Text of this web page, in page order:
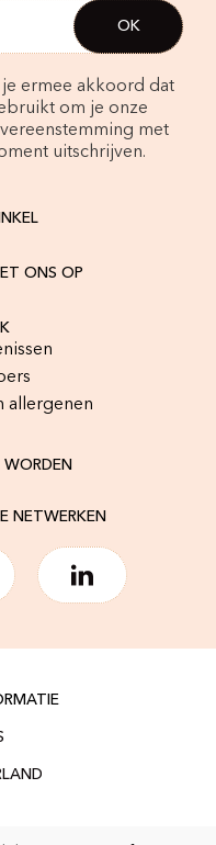
ermee akkoord dat
om je onze
met
uitschrijven.
ONS OP
allergenen
WORDEN
NETWERKEN